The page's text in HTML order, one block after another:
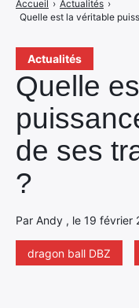
Actualités
Quelle
de ses
?
Par Andy , le 19
dragon ball DBZ
Accueil › Actualités ›
Quelle est la véritable